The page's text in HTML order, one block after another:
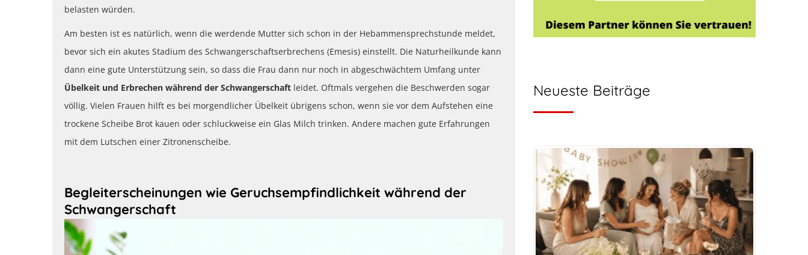
belasten würden.
Am besten ist es natürlich, wenn die werdende Mutter sich schon in der Hebammensprechstunde meldet,
bevor sich ein akutes Stadium des Schwangerschaftserbrechens (Emesis) einstellt. Die Naturheilkunde kann
dann eine gute Unterstützung sein, so dass die Frau dann nur noch in abgeschwächtem Umfang unter
Übelkeit und Erbrechen während der Schwangerschaft leidet. Oftmals vergehen die Beschwerden sogar
völlig. Vielen Frauen hilft es bei morgendlicher Übelkeit übrigens schon, wenn sie vor dem Aufstehen eine
trockene Scheibe Brot kauen oder schluckweise ein Glas Milch trinken. Andere machen gute Erfahrungen
mit dem Lutschen einer Zitronenscheibe.
Begleiterscheinungen wie Geruchsempfindlichkeit während der
Schwangerschaft
Neueste Beiträge